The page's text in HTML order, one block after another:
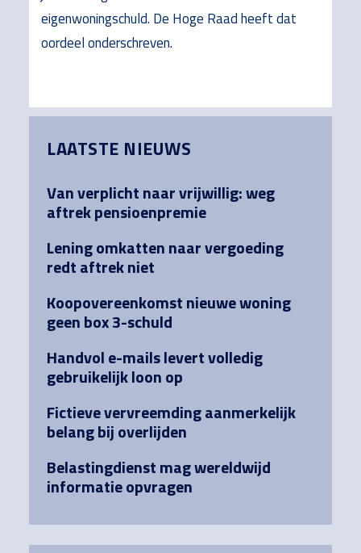
eigenwoningschuld. De Hoge Raad heeft dat
oordeel onderschreven.
Sidebar
LAATSTE NIEUWS
Van verplicht naar vrijwillig: weg
aftrek pensioenpremie
Lening omkatten naar vergoeding
redt aftrek niet
Koopovereenkomst nieuwe woning
geen box 3-schuld
Handvol e-mails levert volledig
gebruikelijk loon op
Fictieve vervreemding aanmerkelijk
belang bij overlijden
Belastingdienst mag wereldwijd
informatie opvragen